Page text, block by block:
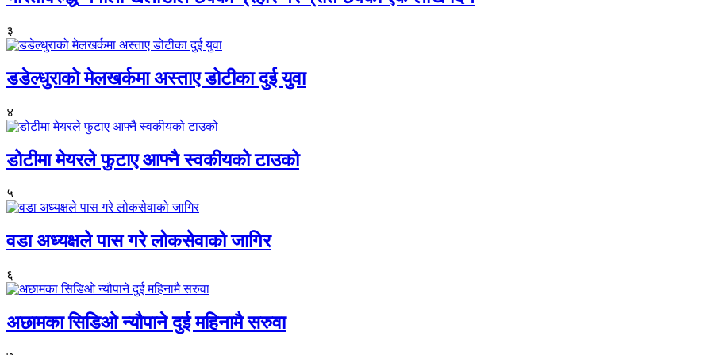
३
डडेल्धुराको मेलखर्कमा अस्ताए डोटीका दुई युवा
४
डोटीमा मेयरले फुटाए आफ्नै स्वकीयको टाउको
५
वडा अध्यक्षले पास गरे लोकसेवाको जागिर
६
अछामका सिडिओ न्यौपाने दुई महिनामै सरुवा